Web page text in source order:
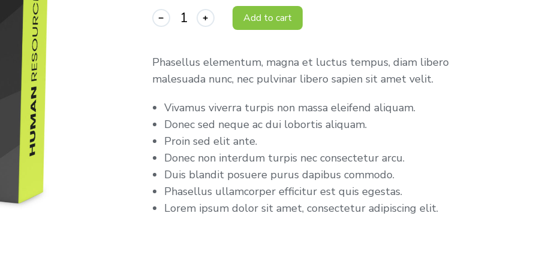
Add to cart
Phasellus elementum, magna et luctus tempus, diam libero
malesuada nunc, nec pulvinar libero sapien sit amet velit.
Vivamus viverra turpis non massa eleifend aliquam.
Donec sed neque ac dui lobortis aliquam.
Proin sed elit ante.
Donec non interdum turpis nec consectetur arcu.
Duis blandit posuere purus dapibus commodo.
Phasellus ullamcorper efficitur est quis egestas.
Lorem ipsum dolor sit amet, consectetur adipiscing elit.